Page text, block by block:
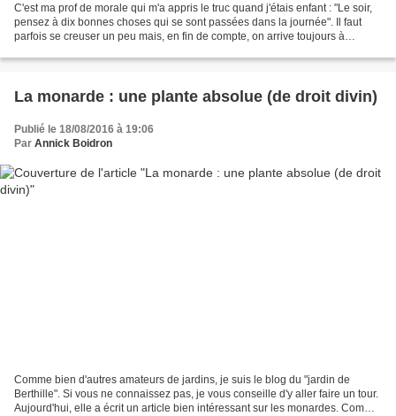
C'est ma prof de morale qui m'a appris le truc quand j'étais enfant : "Le soir,
pensez à dix bonnes choses qui se sont passées dans la journée". Il faut
parfois se creuser un peu mais, en fin de compte, on arrive toujours à
La monarde : une plante absolue (de droit divin)
Publié le 18/08/2016 à 19:06
Par Annick Boidron
Comme bien d'autres amateurs de jardins, je suis le blog du "jardin de
Berthille". Si vous ne connaissez pas, je vous conseille d'y aller faire un tour.
Aujourd'hui, elle a écrit un article bien intéressant sur les monardes. Comme